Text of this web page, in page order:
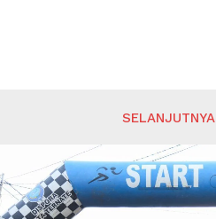
SELANJUTNYA